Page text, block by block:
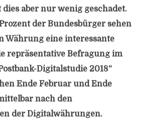
aber nur wenig geschadet.
der Bundesbürger sehen
Währung eine interessante
repräsentative Befragung im
Digitalstudie 2018“
Ende Februar und Ende
nach den
der Digitalwährungen.